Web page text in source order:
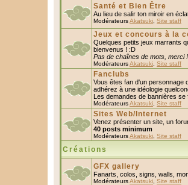
Santé et Bien Être
Au lieu de salir ton miroir en
ModérateursAkatsuki Site staff
Jeux et concours à la
Quelques petits jeux marrants
bienvenus ! :D
Pas de chaînes de mots, merci !
ModérateursAkatsuki Site staff
Fanclubs
Vous êtes fan d'un personnage
adhérez à une idéologie
Les demandes de bannières se
ModérateursAkatsuki Site staff
Sites Web/Internet
Venez présenter un site, un
40 posts minimum
ModérateursAkatsuki Site staff
Créations
GFX gallery
Fanarts, colos, signs, walls,
ModérateursAkatsuki Site staff